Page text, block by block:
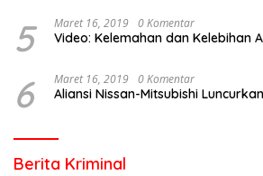
5 Maret 16, 2019 0 Komentar
Video: Kelemahan dan Kelebihan
6 Maret 16, 2019 0 Komentar
Aliansi Nissan-Mitsubishi
Berita Kriminal